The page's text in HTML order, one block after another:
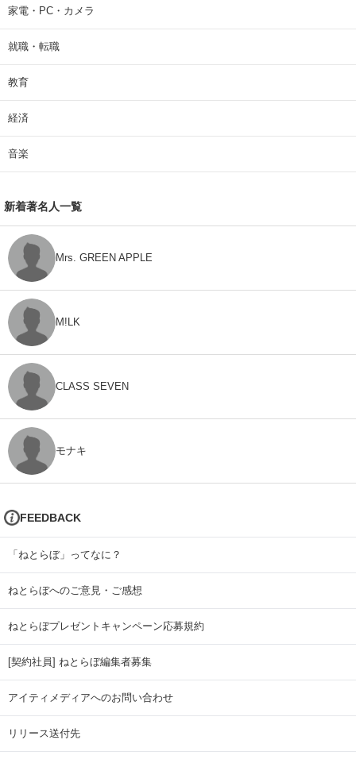
家電・PC・カメラ
就職・転職
教育
経済
音楽
新着著名人一覧
Mrs. GREEN APPLE
M!LK
CLASS SEVEN
モナキ
FEEDBACK
「ねとらぼ」ってなに？
ねとらぼへのご意見・ご感想
ねとらぼプレゼントキャンペーン応募規約
[契約社員] ねとらぼ編集者募集
アイティメディアへのお問い合わせ
リリース送付先